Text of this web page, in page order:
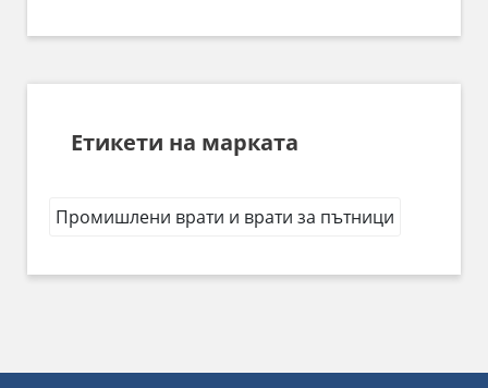
Етикети на марката
Промишлени врати и врати за пътници